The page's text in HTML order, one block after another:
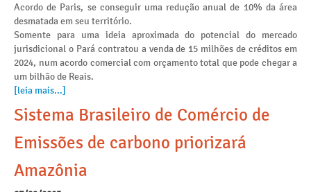
Acordo de Paris, se conseguir uma redução anual de 10% da área
desmatada em seu território.
Somente para uma ideia aproximada do potencial do mercado
jurisdicional o Pará contratou a venda de 15 milhões de créditos em
2024, num acordo comercial com orçamento total que pode chegar a
um bilhão de Reais.
[leia mais...]
Sistema Brasileiro de Comércio de
Emissões de carbono priorizará
Amazônia